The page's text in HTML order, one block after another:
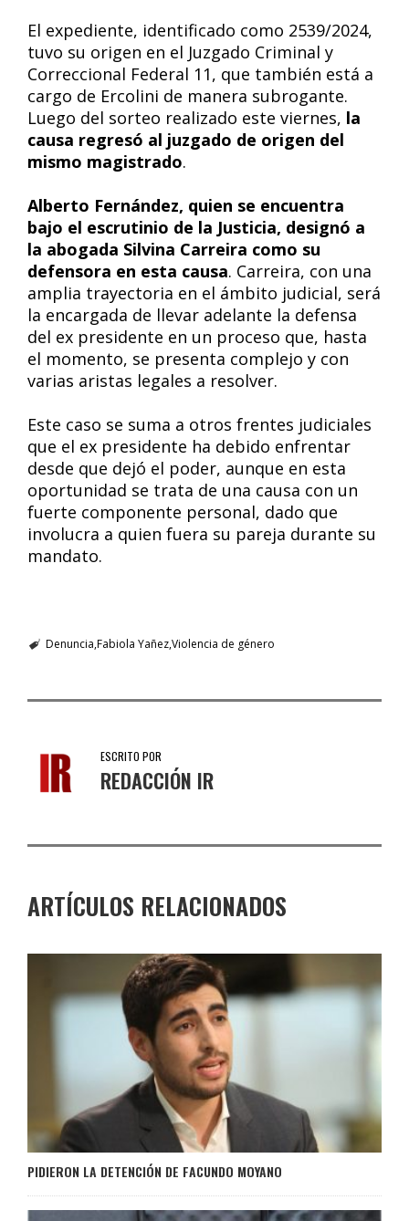
El expediente, identificado como 2539/2024,
tuvo su origen en el Juzgado Criminal y
Correccional Federal 11, que también está a
cargo de Ercolini de manera subrogante.
Luego del sorteo realizado este viernes, la
causa regresó al juzgado de origen del
mismo magistrado.
Alberto Fernández, quien se encuentra
bajo el escrutinio de la Justicia, designó a
la abogada Silvina Carreira como su
defensora en esta causa. Carreira, con una
amplia trayectoria en el ámbito judicial, será
la encargada de llevar adelante la defensa
del ex presidente en un proceso que, hasta
el momento, se presenta complejo y con
varias aristas legales a resolver.
Este caso se suma a otros frentes judiciales
que el ex presidente ha debido enfrentar
desde que dejó el poder, aunque en esta
oportunidad se trata de una causa con un
fuerte componente personal, dado que
involucra a quien fuera su pareja durante su
mandato.
Denuncia Fabiola YañezViolencia de género
ESCRITO POR
REDACCIÓN IR
ARTÍCULOS RELACIONADOS
PIDIERON LA DETENCIÓN DE FACUNDO MOYANO